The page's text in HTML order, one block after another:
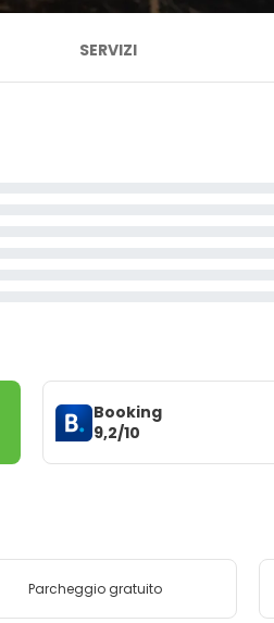
SERVIZI
Booking
9,2/10
Parcheggio gratuito